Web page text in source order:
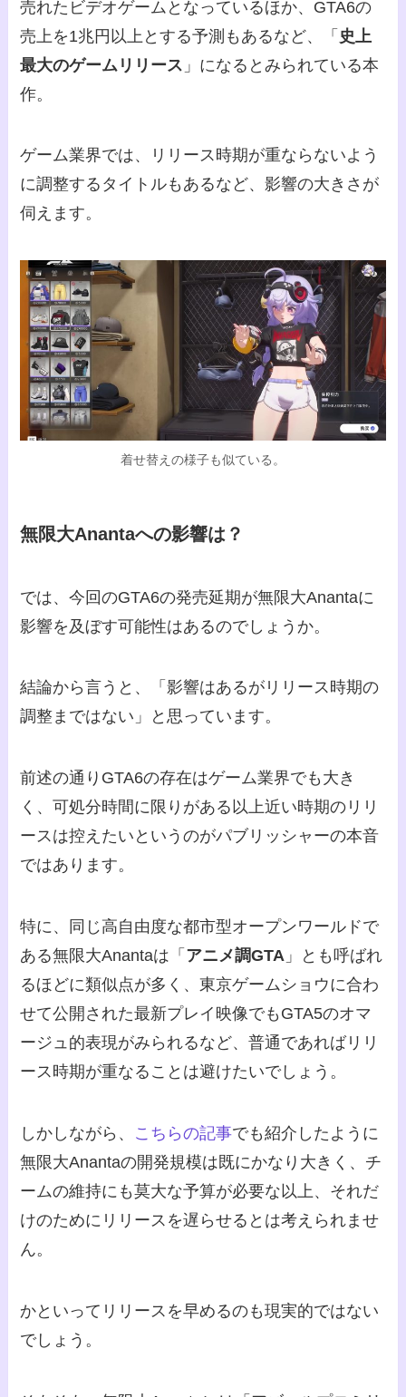
売れたビデオゲームとなっているほか、GTA6の
売上を1兆円以上とする予測もあるなど、「 史上
最大のゲームリリース 」になるとみられている本
作。
ゲーム業界では、リリース時期が重ならないよう
に調整するタイトルもあるなど、影響の大きさが
伺えます。
着せ替えの様子も似ている。
無限大Anantaへの影響は？
では、今回のGTA6の発売延期が無限大Anantaに
影響を及ぼす可能性はあるのでしょうか。
結論から言うと、「影響はあるがリリース時期の
調整まではない」と思っています。
前述の通りGTA6の存在はゲーム業界でも大き
く、可処分時間に限りがある以上近い時期のリリ
ースは控えたいというのがパブリッシャーの本音
ではあります。
特に、同じ高自由度な都市型オープンワールドで
ある無限大Anantaは「 アニメ調GTA 」とも呼ばれ
るほどに類似点が多く、東京ゲームショウに合わ
せて公開された最新プレイ映像でもGTA5のオマ
ージュ的表現がみられるなど、普通であればリリ
ース時期が重なることは避けたいでしょう。
しかしながら、 こちらの記事でも紹介したように
無限大Anantaの開発規模は既にかなり大きく、チ
ームの維持にも莫大な予算が必要な以上、それだ
けのためにリリースを遅らせるとは考えられませ
ん。
かといってリリースを早めるのも現実的ではない
でしょう。